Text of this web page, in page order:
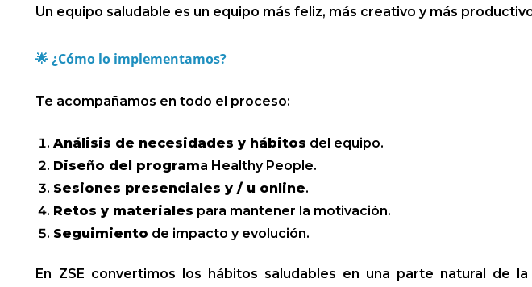
Un equipo saludable es un equipo más feliz, más creativo y más
🌟 ¿Cómo lo implementamos?
Te acompañamos en todo el proceso:
Análisis de necesidades y hábitos del equipo.
Diseño del programa Healthy People.
Sesiones presenciales y / u online.
Retos y materiales para mantener la motivación.
Seguimiento de impacto y evolución.
En ZSE convertimos los hábitos saludables en una parte natural de